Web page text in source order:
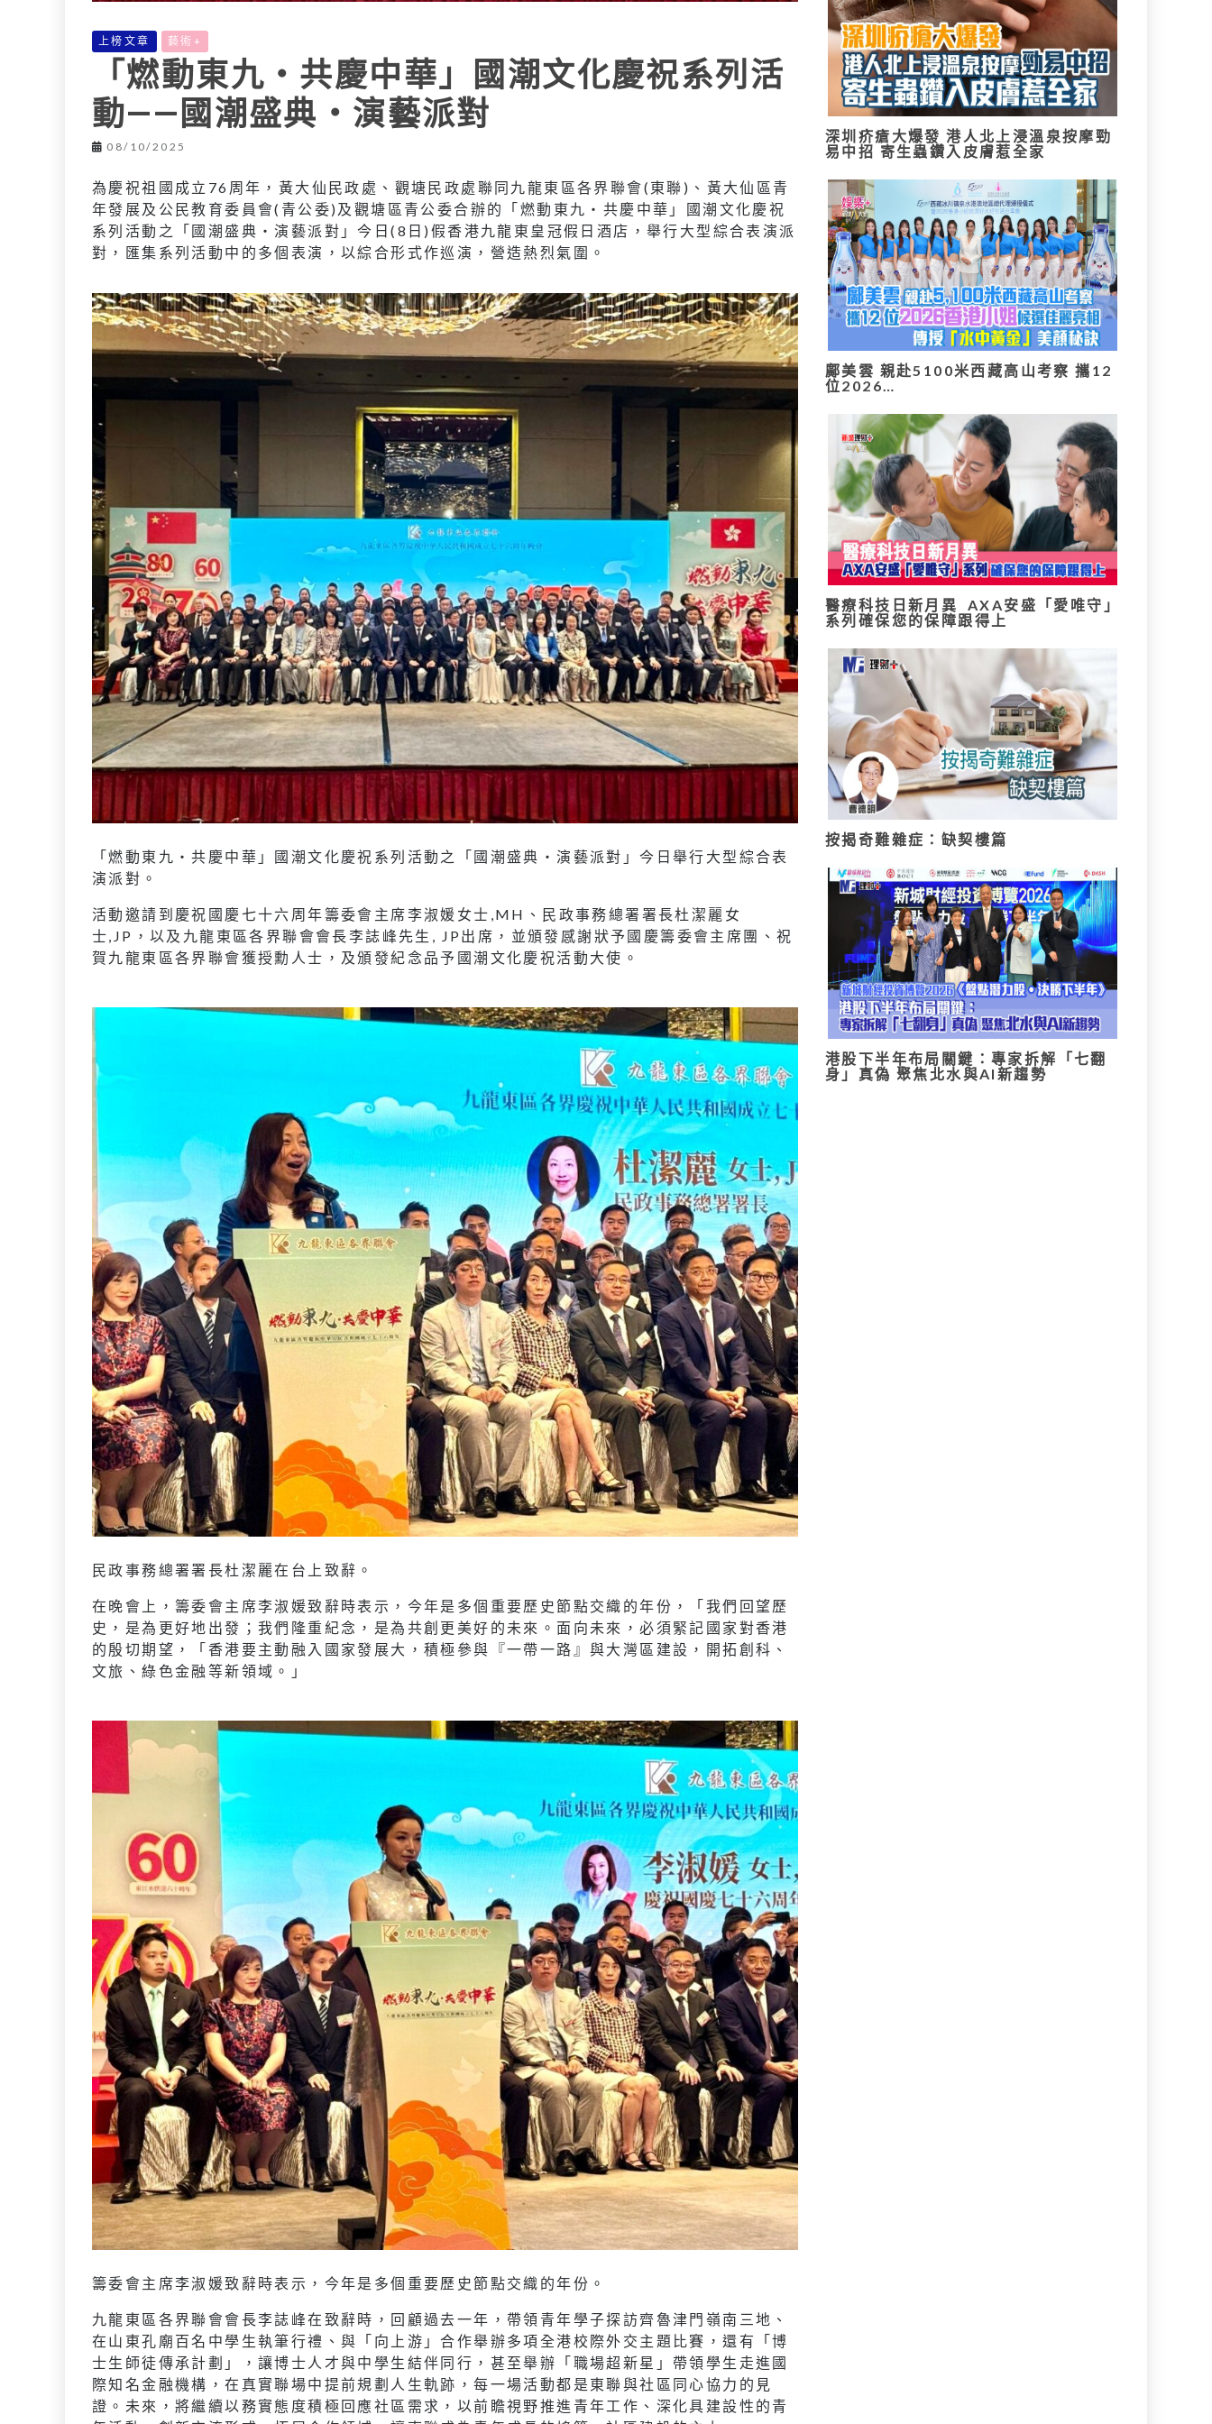
上榜文章 藝術+
「燃動東九‧共慶中華」國潮文化慶祝系列活
動——國潮盛典‧演藝派對
08/10/2025
為慶祝祖國成立76周年，黃大仙民政處、觀塘民政處聯同九龍東區各界聯會(東聯)、黃大仙區青
年發展及公民教育委員會(青公委)及觀塘區青公委合辦的「燃動東九‧共慶中華」國潮文化慶祝
系列活動之「國潮盛典‧演藝派對」今日(8日)假香港九龍東皇冠假日酒店，舉行大型綜合表演派
對，匯集系列活動中的多個表演，以綜合形式作巡演，營造熱烈氣圍。
「燃動東九‧共慶中華」國潮文化慶祝系列活動之「國潮盛典‧演藝派對」今日舉行大型綜合表
演派對。
活動邀請到慶祝國慶七十六周年籌委會主席李淑媛女士,MH、民政事務總署署長杜潔麗女
士,JP，以及九龍東區各界聯會會長李誌峰先生, JP出席，並頒發感謝狀予國慶籌委會主席團、祝
賀九龍東區各界聯會獲授勳人士，及頒發紀念品予國潮文化慶祝活動大使。
民政事務總署署長杜潔麗在台上致辭。
在晚會上，籌委會主席李淑媛致辭時表示，今年是多個重要歷史節點交織的年份，「我們回望歷
史，是為更好地出發；我們隆重紀念，是為共創更美好的未來。面向未來，必須緊記國家對香港
的殷切期望，「香港要主動融入國家發展大，積極參與『一帶一路』與大灣區建設，開拓創科、
文旅、綠色金融等新領域。」
籌委會主席李淑媛致辭時表示，今年是多個重要歷史節點交織的年份。
九龍東區各界聯會會長李誌峰在致辭時，回顧過去一年，帶領青年學子探訪齊魯津門嶺南三地、
在山東孔廟百名中學生執筆行禮、與「向上游」合作舉辦多項全港校際外交主題比賽，還有「博
士生師徒傳承計劃」，讓博士人才與中學生結伴同行，甚至舉辦「職場超新星」帶領學生走進國
際知名金融機構，在真實聯場中提前規劃人生軌跡，每一場活動都是東聯與社區同心協力的見
證。未來，將繼續以務實態度積極回應社區需求，以前瞻視野推進青年工作、深化具建設性的青
深圳疥瘡大爆發 港人北上浸溫泉按摩勁
易中招 寄生蟲鑽入皮膚惹全家
鄺美雲 親赴5100米西藏高山考察 攜12
位2026…
醫療科技日新月異 AXA安盛「愛唯守」
系列確保您的保障跟得上
按揭奇難雜症：缺契樓篇
港股下半年布局關鍵：專家拆解「七翻
身」真偽 聚焦北水與AI新趨勢